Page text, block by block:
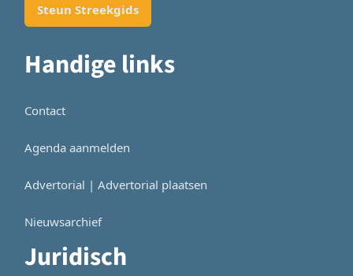
Steun Streekgids
Handige links
Contact
Agenda aanmelden
Advertorial | Advertorial plaatsen
Nieuwsarchief
Juridisch